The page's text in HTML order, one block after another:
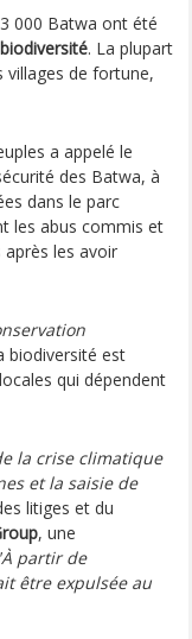
000 Batwa ont été
. La plupart
villages de fortune,
a appelé le
des Batwa, à
dans le parc
les abus commis et
les avoir
biodiversité est
qui dépendent
la crise climatique
et la saisie de
litiges et du
, une
partir de
être expulsée au